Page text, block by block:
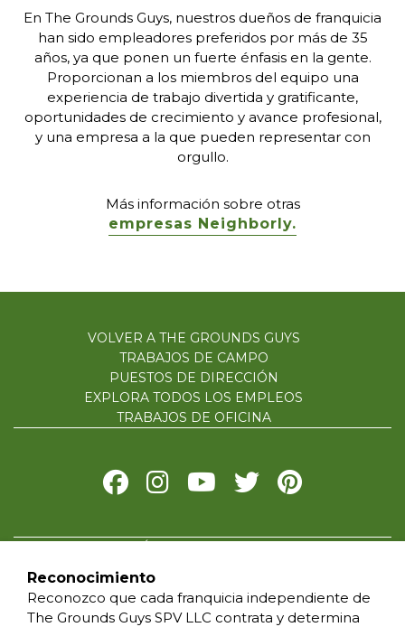
En The Grounds Guys, nuestros dueños de franquicia
han sido empleadores preferidos por más de 35
años, ya que ponen un fuerte énfasis en la gente.
Proporcionan a los miembros del equipo una
experiencia de trabajo divertida y gratificante,
oportunidades de crecimiento y avance profesional,
y una empresa a la que pueden representar con
orgullo.
Más información sobre otras
empresas Neighborly.
VOLVER A THE GROUNDS GUYS
TRABAJOS DE CAMPO
PUESTOS DE DIRECCIÓN
EXPLORA TODOS LOS EMPLEOS
TRABAJOS DE OFICINA
ACCESIBILIDAD
NO VENDAS MI INFORMACION
Reconocimiento
Reconozco que cada franquicia independiente de
The Grounds Guys SPV LLC contrata y determina